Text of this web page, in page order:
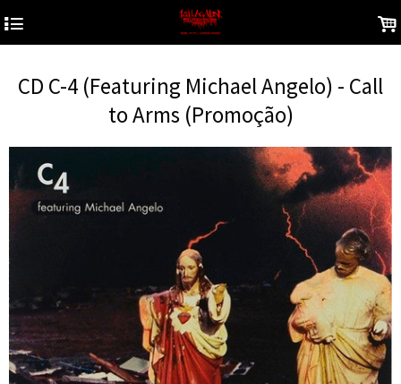
4 .
CD C-4 (Featuring Michael Angelo) - Call
to Arms (Promoção)